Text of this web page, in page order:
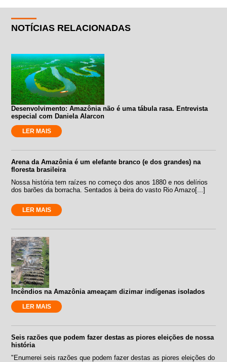
NOTÍCIAS RELACIONADAS
Desenvolvimento: Amazônia não é uma tábula rasa. Entrevista
especial com Daniela Alarcon
LER MAIS
Arena da Amazônia é um elefante branco (e dos grandes) na
floresta brasileira
Nossa história tem raízes no começo dos anos 1880 e nos delírios
dos barões da borracha. Sentados à beira do vasto Rio Amazo[...]
LER MAIS
Incêndios na Amazônia ameaçam dizimar indígenas isolados
LER MAIS
Seis razões que podem fazer destas as piores eleições de nossa
história
"Enumerei seis razões que podem fazer destas as piores eleições do